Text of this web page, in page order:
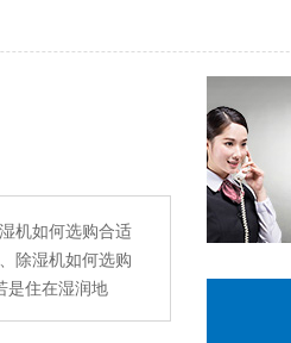
机如何选购合适
除湿机如何选购
是住在湿润地